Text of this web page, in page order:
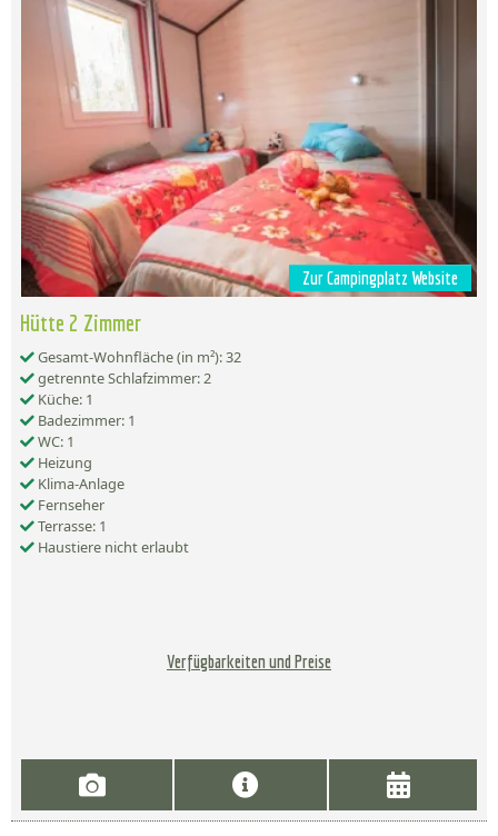
Zur Campingplatz Website
Hütte 2 Zimmer
Gesamt-Wohnfläche (in m²): 32
getrennte Schlafzimmer: 2
Küche: 1
Badezimmer: 1
WC: 1
Heizung
Klima-Anlage
Fernseher
Terrasse: 1
Haustiere nicht erlaubt
Verfügbarkeiten und Preise